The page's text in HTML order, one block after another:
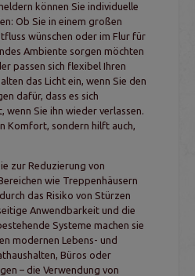
können Sie individuelle
Ob Sie in einem großen
wünschen oder im Flur für
Ambiente sorgen möchten
passen sich flexibel Ihren
das Licht ein, wenn Sie den
dafür, dass es sich
wenn Sie ihn wieder verlassen.
Komfort, sondern hilft auch,
zur Reduzierung von
wie Treppenhäusern
das Risiko von Stürzen
Anwendbarkeit und die
Systeme machen sie
modernen Lebens- und
Büros oder
– die Verwendung von